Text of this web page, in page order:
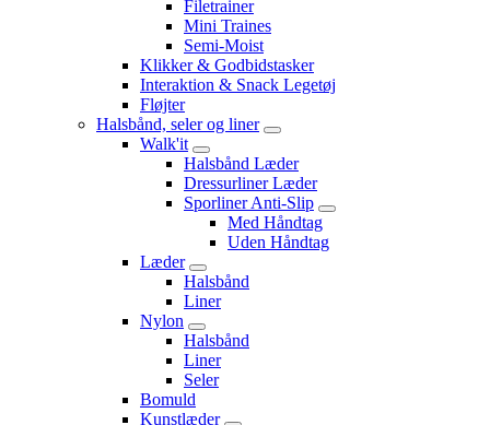
Filetrainer
Mini Traines
Semi-Moist
Klikker & Godbidstasker
Interaktion & Snack Legetøj
Fløjter
Halsbånd, seler og liner
Walk'it
Halsbånd Læder
Dressurliner Læder
Sporliner Anti-Slip
Med Håndtag
Uden Håndtag
Læder
Halsbånd
Liner
Nylon
Halsbånd
Liner
Seler
Bomuld
Kunstlæder